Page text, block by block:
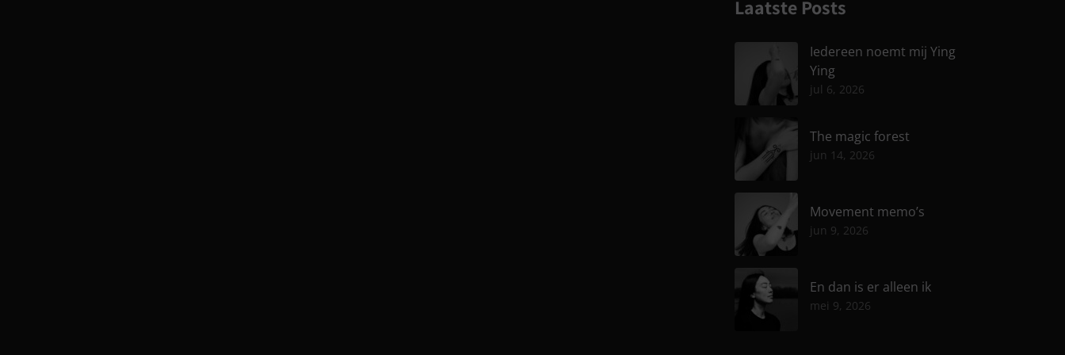
Laatste Posts
Iedereen noemt mij Ying
Ying
jul 6, 2026
The magic forest
jun 14, 2026
Movement memo’s
jun 9, 2026
En dan is er alleen ik
mei 9, 2026